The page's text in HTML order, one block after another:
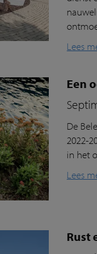
Lees
Een
De
2022-
in het
Lees
Rust